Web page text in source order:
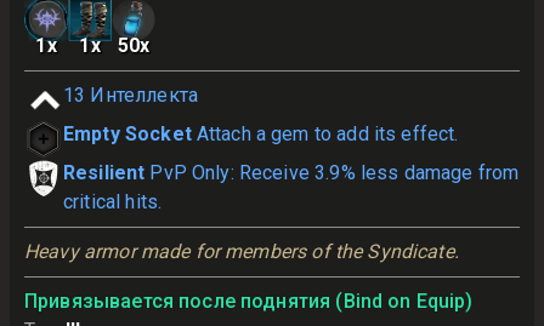
1x 1x 50x
13 Интеллекта
Empty Socket Attach a gem to add its effect.
Resilient PvP Only: Receive 3.9% less damage from
critical hits.
Heavy armor made for members of the Syndicate.
Привязывается после поднятия (Bind on Equip)